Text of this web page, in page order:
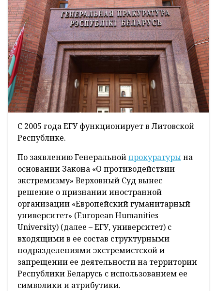
С 2005 года ЕГУ функционирует в Литовской
Республике.
По заявлению Генеральнойпрокуратурына
основании Закона «О противодействии
экстремизму» Верховный Суд вынес
решение о признании иностранной
организации «Европейский гуманитарный
университет» (Europeаn Humanities
University) (далее – ЕГУ, университет) с
входящими в ее состав структурными
подразделениями экстремистской и
запрещении ее деятельности на территории
Республики Беларусь с использованием ее
символики и атрибутики.